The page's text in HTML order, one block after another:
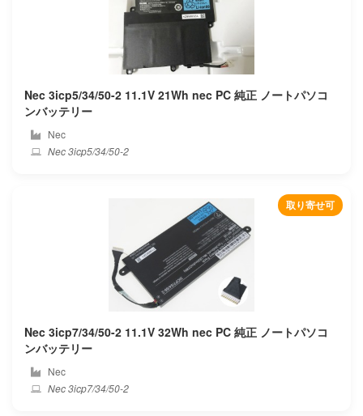
Nec 3icp5/34/50-2 11.1V 21Wh nec PC 純正 ノートパソコ
ンバッテリー
Nec
Nec 3icp5/34/50-2
取り寄せ可
Nec 3icp7/34/50-2 11.1V 32Wh nec PC 純正 ノートパソコ
ンバッテリー
Nec
Nec 3icp7/34/50-2